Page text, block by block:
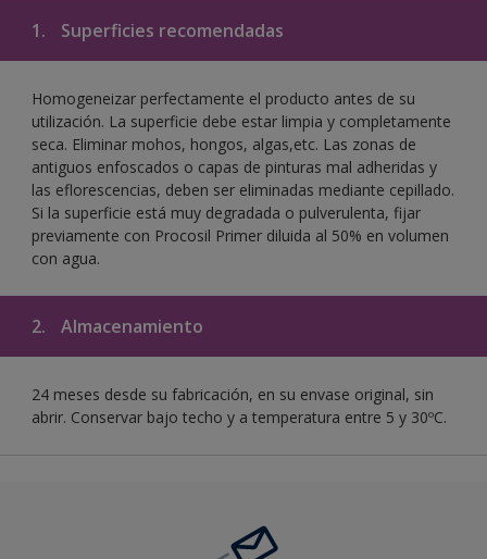
1. Superficies recomendadas
Homogeneizar perfectamente el producto antes de su
utilización. La superficie debe estar limpia y completamente
seca. Eliminar mohos, hongos, algas,etc. Las zonas de
antiguos enfoscados o capas de pinturas mal adheridas y
las eflorescencias, deben ser eliminadas mediante cepillado.
Si la superficie está muy degradada o pulverulenta, fijar
previamente con Procosil Primer diluida al 50% en volumen
con agua.
2. Almacenamiento
24 meses desde su fabricación, en su envase original, sin
abrir. Conservar bajo techo y a temperatura entre 5 y 30ºC.